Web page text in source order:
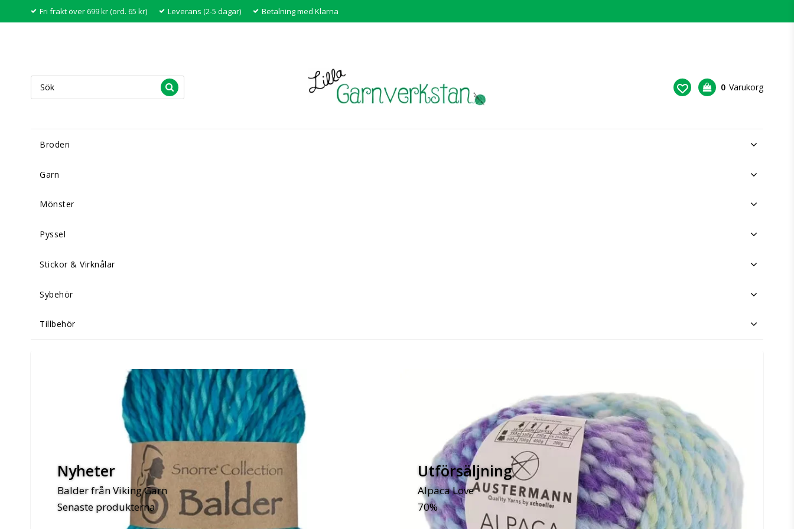
Fri frakt över 699 kr (ord. 65 kr) Leverans (2-5 dagar) Betalning med Klarna
0 Varukorg
Broderi
Garn
Mönster
Pyssel
Stickor & Virknålar
Sybehör
Tillbehör
Nyheter
Balder från Viking Garn
Senaste produkterna
Utförsäljning
Alpaca Love
70%